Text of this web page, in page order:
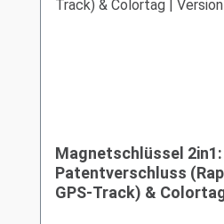
Magnetschlüssel
Patentverschluss
GPS-Track) &